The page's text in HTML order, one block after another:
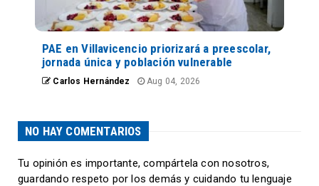
PAE en Villavicencio priorizará a preescolar,
jornada única y población vulnerable
Carlos Hernández Aug 04, 2026
NO HAY COMENTARIOS
Tu opinión es importante, compártela con nosotros,
guardando respeto por los demás y cuidando tu lenguaje